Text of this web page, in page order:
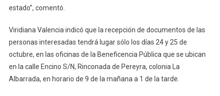
estado”, comentó.
Viridiana Valencia indicó que la recepción de documentos de las
personas interesadas tendrá lugar sólo los días 24 y 25 de
octubre, en las oficinas de la Beneficencia Pública que se ubican
en la calle Encino S/N, Rinconada de Pereyra, colonia La
Albarrada, en horario de 9 de la mañana a 1 de la tarde.